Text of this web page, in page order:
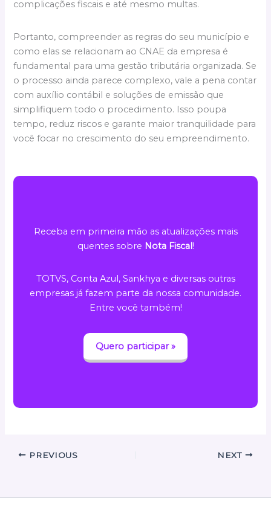
complicações fiscais e até mesmo multas.
Portanto, compreender as regras do seu município e
como elas se relacionam ao CNAE da empresa é
fundamental para uma gestão tributária organizada. Se
o processo ainda parece complexo, vale a pena contar
com auxílio contábil e soluções de emissão que
simplifiquem todo o procedimento. Isso poupa
tempo, reduz riscos e garante maior tranquilidade para
você focar no crescimento do seu empreendimento.
Receba em primeira mão as atualizações mais
quentes sobre Nota Fiscal!
TOTVS, Conta Azul, Sankhya e diversas outras
empresas já fazem parte da nossa comunidade.
Entre você também!
Quero participar »
PREVIOUS NEXT